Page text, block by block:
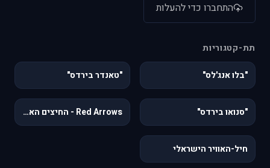
התחברו כדי להעלות
תת-קטגוריות
5
"בלו אנג'לס" 30
"טאנדר בירדס"
3
"סנואו בירדס" 0 Red Arrows - החיצים האדומים
38
חיל-האוויר הישראלי